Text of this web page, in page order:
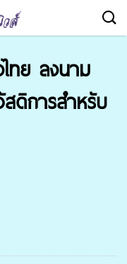
ทย ลงนาม
ดิการสำหรับ